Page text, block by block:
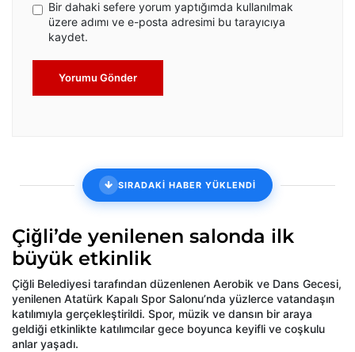
Bir dahaki sefere yorum yaptığımda kullanılmak
üzere adımı ve e-posta adresimi bu tarayıcıya
kaydet.
Yorumu Gönder
SIRADAKİ HABER YÜKLENDİ
Çiğli’de yenilenen salonda ilk
büyük etkinlik
Çiğli Belediyesi tarafından düzenlenen Aerobik ve Dans Gecesi,
yenilenen Atatürk Kapalı Spor Salonu’nda yüzlerce vatandaşın
katılımıyla gerçekleştirildi. Spor, müzik ve dansın bir araya
geldiği etkinlikte katılımcılar gece boyunca keyifli ve coşkulu
anlar yaşadı.